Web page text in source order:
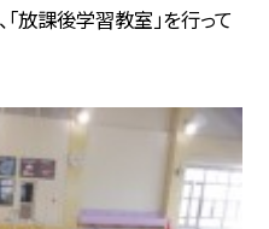
放課後学習教室」を行って